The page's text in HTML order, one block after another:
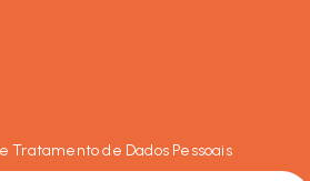
Tratamento de Dados Pessoais